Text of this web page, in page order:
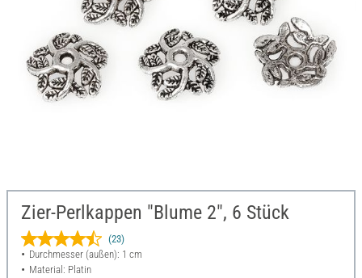
Zier-Perlkappen "Blume 2", 6 Stück
(23)
Durchmesser (außen): 1 cm
Material: Platin